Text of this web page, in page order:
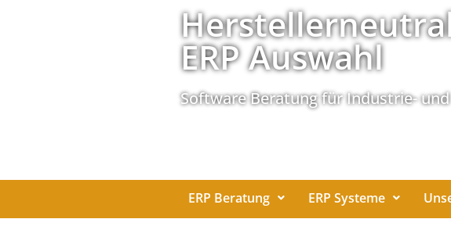
ERP Auswahl
Software Beratung für Industrie-
ERP Beratung ERP Systeme